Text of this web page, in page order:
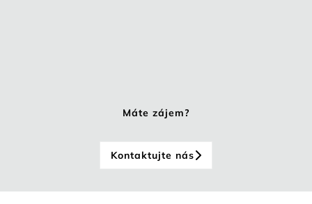
Máte zájem?
Kontaktujte nás